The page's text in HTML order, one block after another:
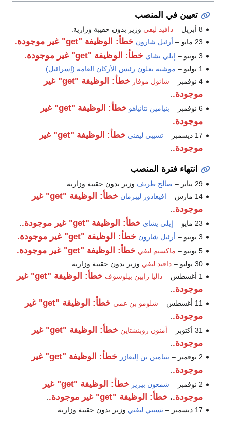
تعيين في المنصب
8 أبريل – دافيد ليفي وزير بدون حقيبة وزارية.
23 مايو –
أرئيل شارون خطأ: الوظيفة "get" غير موجودة.
.
3 يونيو –
إيلي يشاي خطأ: الوظيفة "get" غير موجودة.
1 يوليو –
موشيه يعلون رئيس الأركان العامة (إسرائيل)
4 نوفمبر –
شائول موفاز
خطأ: الوظيفة "get" غير
موجودة..
6 نوفمبر –
بنيامين نتانياهو
خطأ: الوظيفة "get" غير
موجودة.
17 ديسمبر –
تسيبي ليفني
خطأ: الوظيفة "get" غير
موجودة.
انتهاء فترة المنصب
29 يناير – صالح طريف وزير بدون حقيبة وزارية.
14 مارس –
افيغادور ليبرمان
خطأ: الوظيفة "get" غير
موجودة.
23 مايو –
إيلي يشاي خطأ: الوظيفة "get" غير موجودة.
3 يونيو –
أرئيل شارون خطأ: الوظيفة "get" غير موجودة.
5 يونيو –
ماكسيم ليفي خطأ: الوظيفة "get" غير موجودة.
.
30 يوليو –
دافيد ليفي وزير بدون حقيبة وزارية.
1 أغسطس –
داليا رابين بيلوسوف
خطأ: الوظيفة "get" غير
موجودة.
11 أغسطس –
شلومو بن عمي
خطأ: الوظيفة "get" غير
موجودة..
31 أكتوبر –
أمنون روبنشتاين
خطأ: الوظيفة "get" غير
موجودة.
2 نوفمبر –
بنيامين بن إليعازر
خطأ: الوظيفة "get" غير
موجودة..
2 نوفمبر –
شمعون بيريز
خطأ: الوظيفة "get" غير
موجودة.، خطأ: الوظيفة "get" غير موجودة.
17 ديسمبر –
تسيبي ليفني وزير بدون حقيبة وزارية.